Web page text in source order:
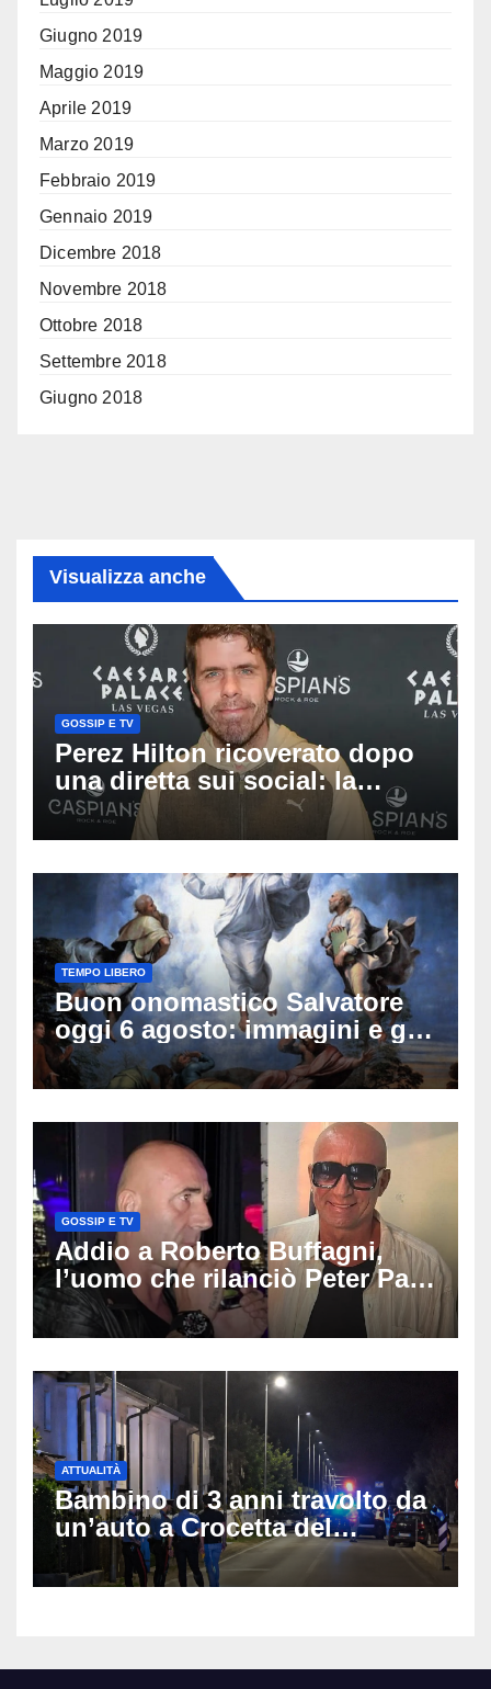
Giugno 2019
Maggio 2019
Aprile 2019
Marzo 2019
Febbraio 2019
Gennaio 2019
Dicembre 2018
Novembre 2018
Ottobre 2018
Settembre 2018
Giugno 2018
Visualizza anche
GOSSIP E TV
Perez Hilton ricoverato dopo
una diretta sui social: la
famiglia rompe il silenzio
sulle sue condizioni
TEMPO LIBERO
Buon onomastico Salvatore
oggi 6 agosto: immagini e gif
di auguri da condividere
GOSSIP E TV
Addio a Roberto Buffagni,
l’uomo che rilanciò Peter Pan
e Villa delle Rose: aveva 59
anni
ATTUALITÀ
Bambino di 3 anni travolto da
un’auto a Crocetta del
Montello: è gravissimo,
trasportato in elicottero a